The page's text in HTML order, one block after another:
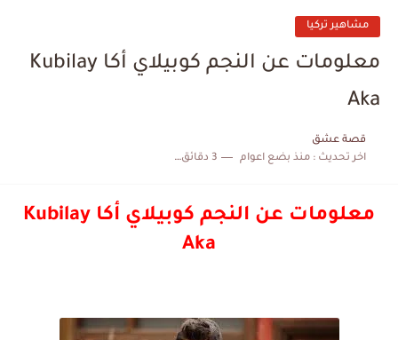
مشاهير تركيا
معلومات عن النجم كوبيلاي أكا Kubilay
Aka
قصة عشق
اخر تحديث :منذ بضع اعوام 3 دقائق للقراءة
معلومات عن النجم كوبيلاي أكا Kubilay
Aka